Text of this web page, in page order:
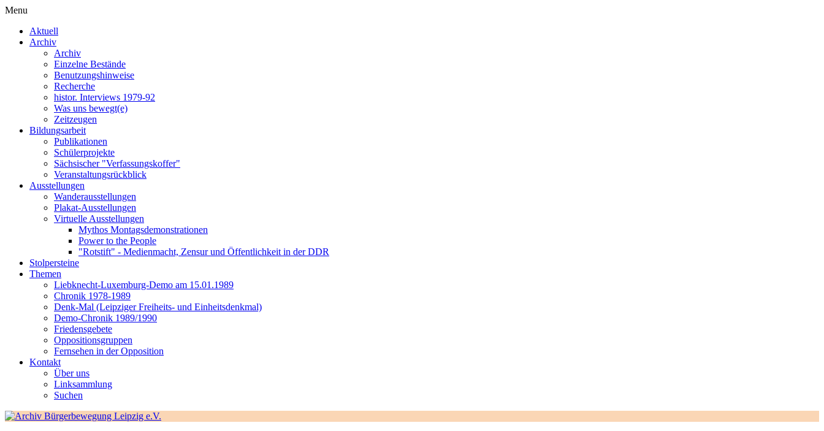
Menu
Aktuell
Archiv
Archiv
Einzelne Bestände
Benutzungshinweise
Recherche
histor. Interviews 1979-92
Was uns bewegt(e)
Zeitzeugen
Bildungsarbeit
Publikationen
Schülerprojekte
Sächsischer "Verfassungskoffer"
Veranstaltungsrückblick
Ausstellungen
Wanderausstellungen
Plakat-Ausstellungen
Virtuelle Ausstellungen
Mythos Montagsdemonstrationen
Power to the People
"Rotstift" - Medienmacht, Zensur und Öffentlichkeit in der DDR
Stolpersteine
Themen
Liebknecht-Luxemburg-Demo am 15.01.1989
Chronik 1978-1989
Denk-Mal (Leipziger Freiheits- und Einheitsdenkmal)
Demo-Chronik 1989/1990
Friedensgebete
Oppositionsgruppen
Fernsehen in der Opposition
Kontakt
Über uns
Linksammlung
Suchen